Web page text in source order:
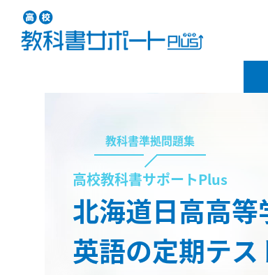
教科書準拠問題集
高校教科書サポートPlus
北海道日高高等
英語の定期テ